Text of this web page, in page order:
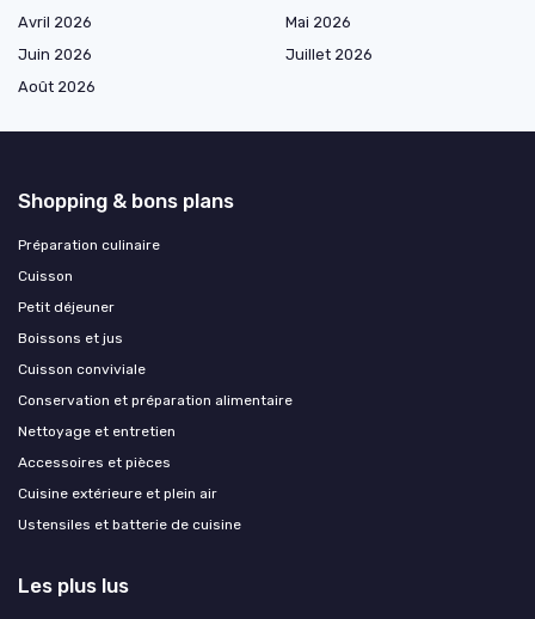
Avril 2026
Mai 2026
Juin 2026
Juillet 2026
Août 2026
Shopping & bons plans
Préparation culinaire
Cuisson
Petit déjeuner
Boissons et jus
Cuisson conviviale
Conservation et préparation alimentaire
Nettoyage et entretien
Accessoires et pièces
Cuisine extérieure et plein air
Ustensiles et batterie de cuisine
Les plus lus